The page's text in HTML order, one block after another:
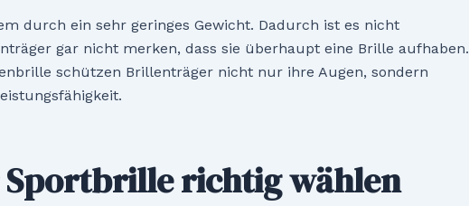
durch ein sehr geringes Gewicht. Dadurch ist es nicht
gar nicht merken, dass sie überhaupt eine Brille aufhaben.
schützen Brillenträger nicht nur ihre Augen, sondern
Sportbrille richtig wählen